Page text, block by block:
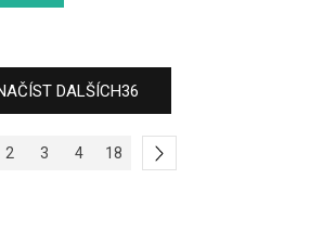
DALŠÍCH36
2 3 4 18